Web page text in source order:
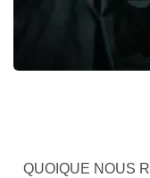
QUOIQUE NOUS